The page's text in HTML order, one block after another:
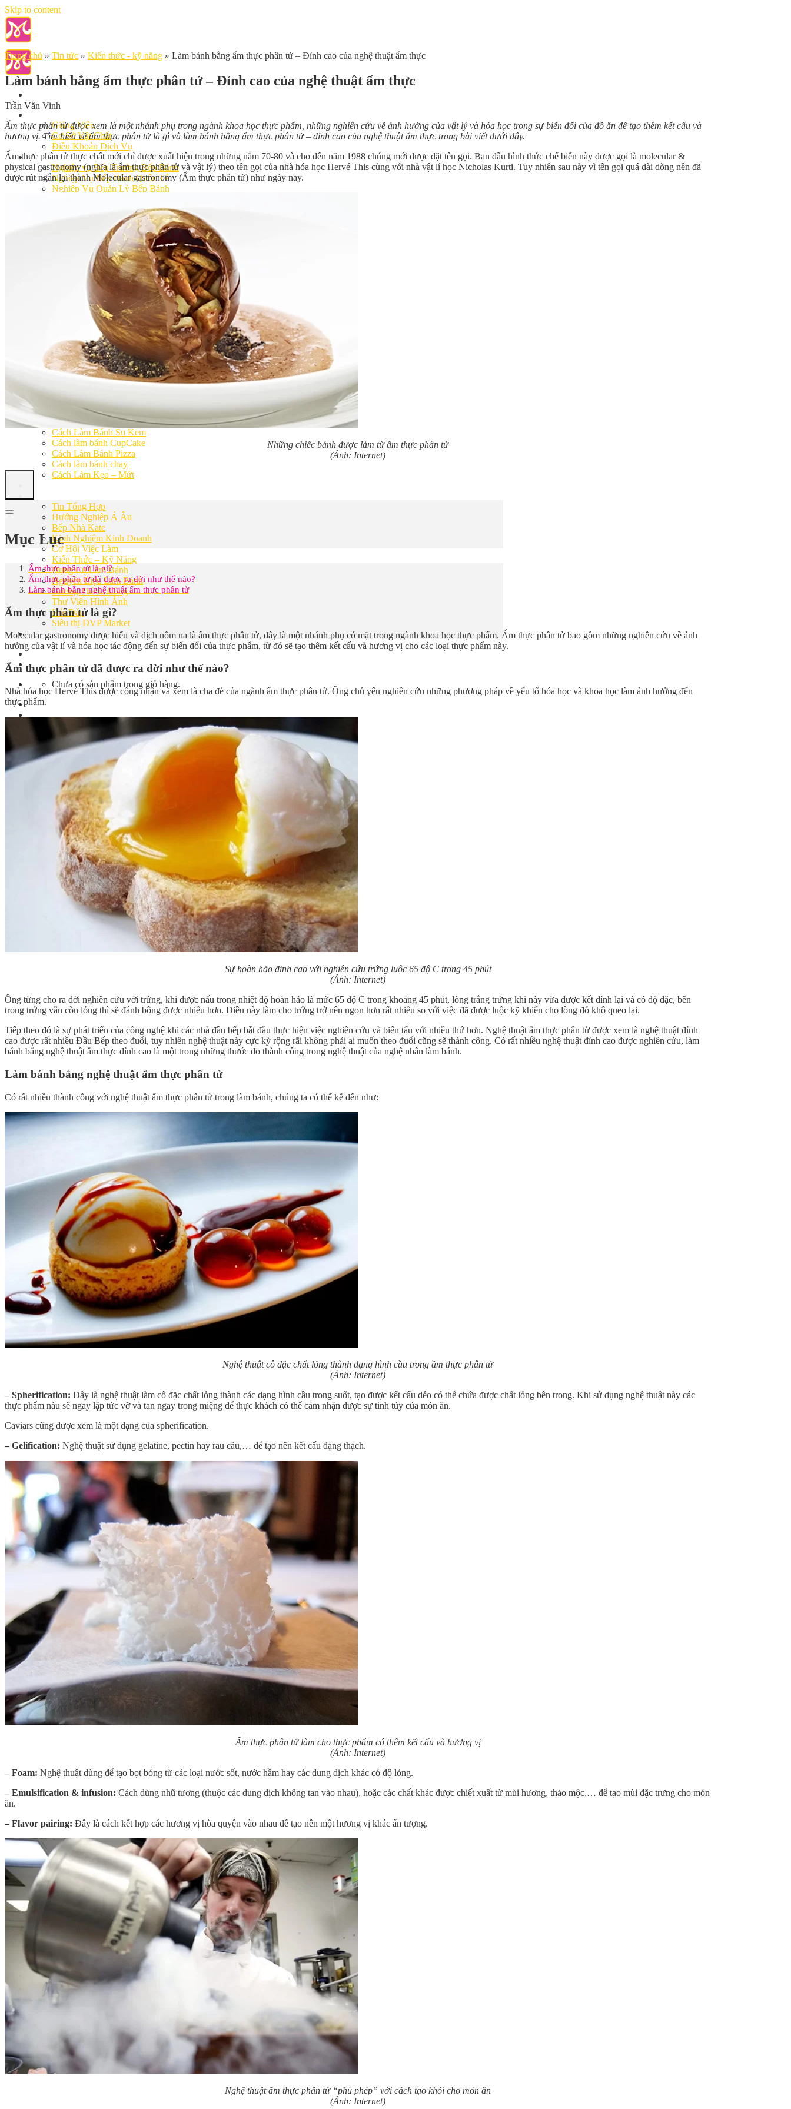
Skip to content
Giảng Viên
Cơ Sở Vật Chất
Điều Khoản Dịch Vụ
Học Làm Bánh
Nghiệp vụ Bếp Trưởng Bếp Bánh
Nghiệp Vụ Bếp Bánh Quốc Tế
Nghiệp Vụ Quản Lý Bếp Bánh
Nghiệp Vụ Bánh Kem
Khóa Học Làm Bánh Việt
Khóa Học Làm Bánh Nhật
Khóa Học Bánh Đài Loan
Học Làm Bánh Ngắn Hạn
Khóa Học Bánh Kinh Doanh
Khóa Học Handmade Mini Cake
Master Class
Lịch học – Lịch thi
Đăng Ký Học
Cách Làm Bánh Việt
Cách Làm Bánh Âu
Cách Làm Bánh Kem
Cách Làm Bánh Mì
Cách Làm Bánh Flan
Cách Làm Bánh Bao
Cách Làm Bánh Bông Lan
Cách Làm Bánh Su Kem
Cách làm bánh CupCake
Cách Làm Bánh Pizza
Cách làm bánh chay
Cách Làm Kẹo – Mứt
Tin Tổng Hợp
Hướng Nghiệp Á Âu
Bếp Nhà Kate
Kinh Nghiệm Kinh Doanh
Cơ Hội Việc Làm
Kiến Thức – Kỹ Năng
Dụng Cụ Làm Bánh
Nguyên Liệu Làm Bánh
Gương Thành Công
Thư Viện Hình Ảnh
Hỏi Đáp
Siêu thị ĐVP Market
Việc Làm
Chưa có sản phẩm trong giỏ hàng.
Giỏ hàng
Chưa có sản phẩm trong giỏ hàng.
Trang chủ » Tin tức » Kiến thức - kỹ năng » Làm bánh bằng ẩm thực phân tử – Đỉnh cao của nghệ thuật ẩm thực
Làm bánh bằng ẩm thực phân tử – Đỉnh cao của nghệ thuật ẩm thực
Trần Văn Vinh
Ẩm thực phân tử được xem là một nhánh phụ trong ngành khoa học thực phẩm, những nghiên cứu về ảnh hưởng của vật lý và hóa học trong sự biến đổi của đồ ăn để tạo thêm kết cấu và
hương vị. Tìm hiểu về ẩm thực phân tử là gì và làm bánh bằng ẩm thực phân tử – đỉnh cao của nghệ thuật ẩm thực trong bài viết dưới đây.
Ẩm thực phân tử thực chất mới chỉ được xuất hiện trong những năm 70-80 và cho đến năm 1988 chúng mới được đặt tên gọi. Ban đầu hình thức chế biến này được gọi là molecular &
physical gastronomy (nghĩa là ẩm thực phân tử và vật lý) theo tên gọi của nhà hóa học Hervé This cùng với nhà vật lí học Nicholas Kurti. Tuy nhiên sau này vì tên gọi quá dài dòng nên đã
được rút ngắn lại thành Molecular gastronomy (Ẩm thực phân tử) như ngày nay.
Những chiếc bánh được làm từ ẩm thực phân tử
(Ảnh: Internet)
Mục Lục
Ẩm thực phân tử là gì?
Ẩm thực phân tử đã được ra đời như thế nào?
Làm bánh bằng nghệ thuật ẩm thực phân tử
Ẩm thực phân tử là gì?
Molecular gastronomy được hiểu và dịch nôm na là ẩm thực phân tử, đây là một nhánh phụ có mặt trong ngành khoa học thực phẩm. Ẩm thực phân tử bao gồm những nghiên cứu về ảnh
hưởng của vật lí và hóa học tác động đến sự biến đổi của thực phẩm, từ đó sẽ tạo thêm kết cấu và hương vị cho các loại thực phẩm này.
Ẩm thực phân tử đã được ra đời như thế nào?
Nhà hóa học Hervé This được công nhận và xem là cha đẻ của ngành ẩm thực phân tử. Ông chủ yếu nghiên cứu những phương pháp về yếu tố hóa học và khoa học làm ảnh hưởng đến
thực phẩm.
Sự hoàn hảo đỉnh cao với nghiên cứu trứng luộc 65 độ C trong 45 phút
(Ảnh: Internet)
Ông từng cho ra đời nghiên cứu với trứng, khi được nấu trong nhiệt độ hoàn hảo là mức 65 độ C trong khoảng 45 phút, lòng trắng trứng khi này vừa được kết dính lại và có độ đặc, bên
trong trứng vẫn còn lỏng thì sẽ đánh bông được nhiều hơn. Điều này làm cho trứng trở nên ngon hơn rất nhiều so với việc đã được luộc kỹ khiến cho lòng đỏ khô queo lại.
Tiếp theo đó là sự phát triển của công nghệ khi các nhà đầu bếp bắt đầu thực hiện việc nghiên cứu và biến tấu với nhiều thứ hơn. Nghệ thuật ẩm thực phân tử được xem là nghệ thuật đỉnh
cao được rất nhiều Đầu Bếp theo đuổi, tuy nhiên nghệ thuật này cực kỳ rộng rãi không phải ai muốn theo đuổi cũng sẽ thành công. Có rất nhiều nghệ thuật đỉnh cao được nghiên cứu, làm
bánh bằng nghệ thuật ẩm thực đỉnh cao là một trong những thước đo thành công trong nghệ thuật của nghệ nhân làm bánh.
Làm bánh bằng nghệ thuật ẩm thực phân tử
Có rất nhiều thành công với nghệ thuật ẩm thực phân tử trong làm bánh, chúng ta có thể kể đến như:
Nghệ thuật cô đặc chất lỏng thành dạng hình cầu trong ầm thực phân tử
(Ảnh: Internet)
– Spherification: Đây là nghệ thuật làm cô đặc chất lỏng thành các dạng hình cầu trong suốt, tạo được kết cấu dẻo có thể chứa được chất lỏng bên trong. Khi sử dụng nghệ thuật này các
thực phẩm nàu sẽ ngay lập tức vỡ và tan ngay trong miệng để thực khách có thể cảm nhận được sự tinh túy của món ăn.
Caviars cũng được xem là một dạng của spherification.
– Gelification: Nghệ thuật sử dụng gelatine, pectin hay rau câu,… để tạo nên kết cấu dạng thạch.
Ẩm thực phân tử làm cho thực phẩm có thêm kết cấu và hương vị
(Ảnh: Internet)
– Foam: Nghệ thuật dùng để tạo bọt bóng từ các loại nước sốt, nước hầm hay các dung dịch khác có độ lỏng.
– Emulsification & infusion: Cách dùng nhũ tương (thuộc các dung dịch không tan vào nhau), hoặc các chất khác được chiết xuất từ mùi hương, thảo mộc,… để tạo mùi đặc trưng cho món
ăn.
– Flavor pairing: Đây là cách kết hợp các hương vị hòa quyện vào nhau để tạo nên một hương vị khác ấn tượng.
Nghệ thuật ẩm thực phân tử “phù phép” với cách tạo khói cho món ăn
(Ảnh: Internet)